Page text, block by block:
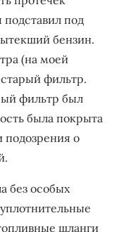
под
бензин.
(на моей
фильтр.
фильтр был
была покрыта
подозрения о
без особых
шланги